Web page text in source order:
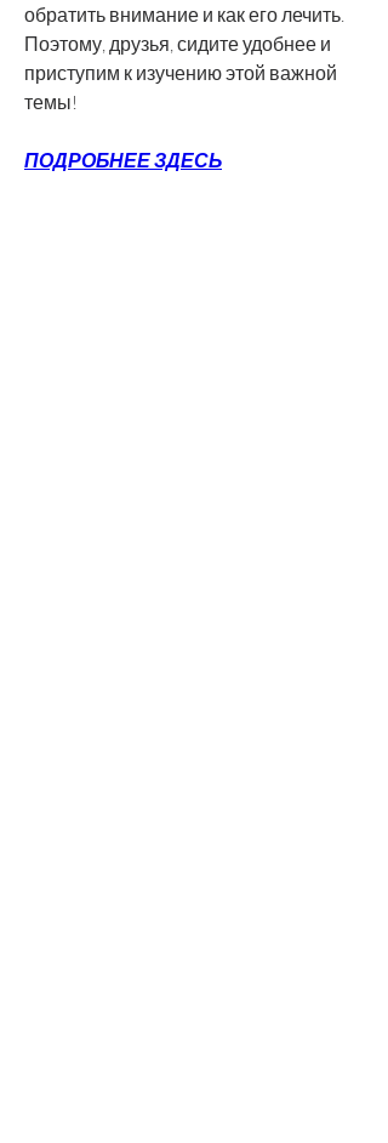
обратить внимание и как его лечить.
Поэтому, друзья, сидите удобнее и
приступим к изучению этой важной
темы!
ПОДРОБНЕЕ ЗДЕСЬ